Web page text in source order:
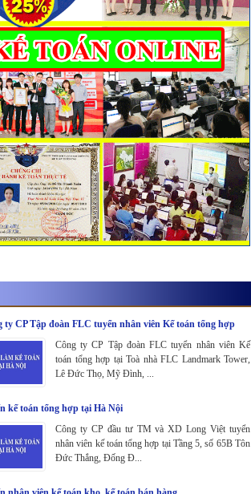
ty CP Tập đoàn FLC tuyển nhân viên Kế toán tổng hợp
Công ty CP Tập đoàn FLC tuyển nhân viên Kế
toán tổng hợp tại Toà nhà FLC Landmark Tower,
Lê Đức Thọ, Mỹ Đình, ...
kế toán tổng hợp tại Hà Nội
Công ty CP đầu tư TM và XD Long Việt tuyển
nhân viên kế toán tổng hợp tại Tầng 5, số 65B Tôn
Đức Thắng, Đống Đ...